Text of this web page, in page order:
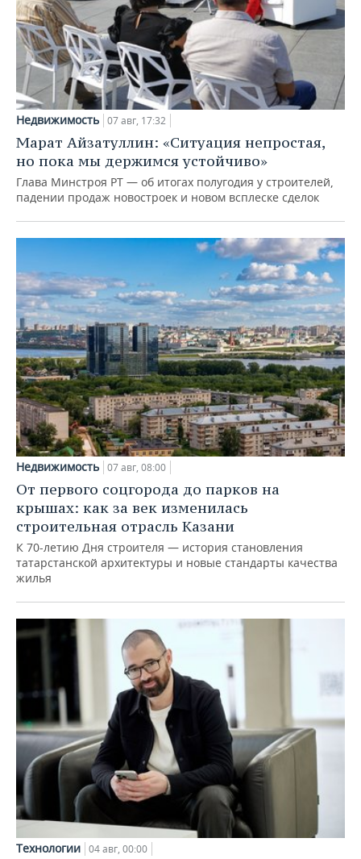
Недвижимость 07 авг, 17:32
Марат Айзатуллин: «Ситуация непростая,
но пока мы держимся устойчиво»
Глава Минстроя РТ — об итогах полугодия у строителей,
падении продаж новостроек и новом всплеске сделок
Недвижимость 07 авг, 08:00
От первого соцгорода до парков на
крышах: как за век изменилась
строительная отрасль Казани
К 70-летию Дня строителя — история становления
татарстанской архитектуры и новые стандарты качества
жилья
Технологии 04 авг, 00:00